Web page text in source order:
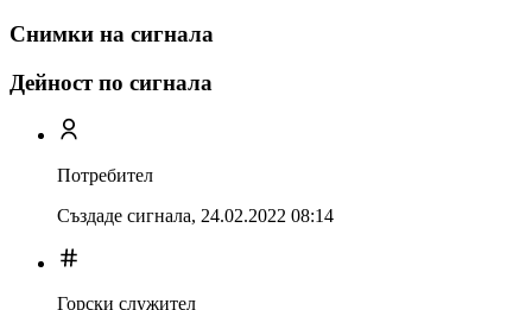
Снимки на сигнала
Дейност по сигнала
Потребител
Създаде сигнала, 24.02.2022 08:14
Горски служител